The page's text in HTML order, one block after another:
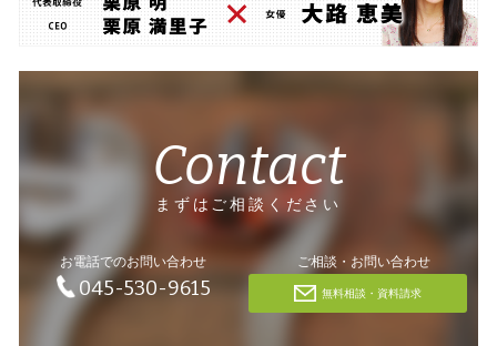
Contact
まずはご相談ください
お電話でのお問い合わせ
045-530-9615
ご相談・お問い合わせ
無料相談・資料請求